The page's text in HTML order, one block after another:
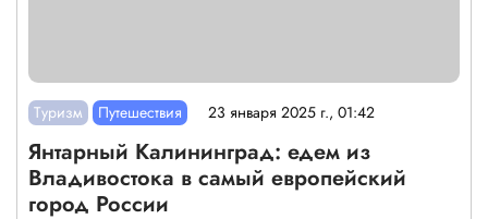
Туризм Путешествия 23 января 2025 г., 01:42
Янтарный Калининград: едем из
Владивостока в самый европейский
город России